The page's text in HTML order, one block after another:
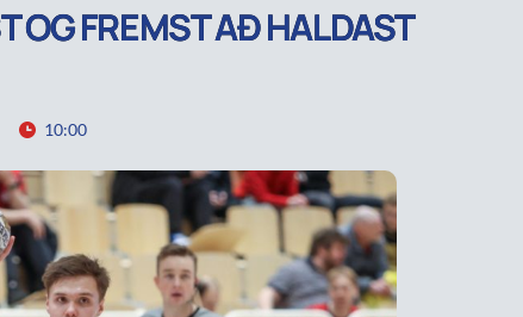
OG FREMST AÐ HALDAST
10:00